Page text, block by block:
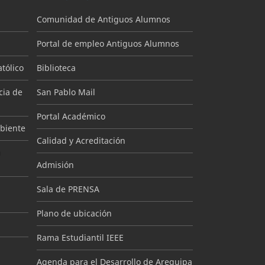
de
Comunidad de Antiguos Alumnos
Portal de empleo Antiguos Alumnos
Biblioteca
San Pablo Mail
Portal Académico
Calidad y Acreditación
Admisión
Sala de PRENSA
Plano de ubicación
Rama Estudiantil IEEE
Agenda para el Desarrollo de Arequipa